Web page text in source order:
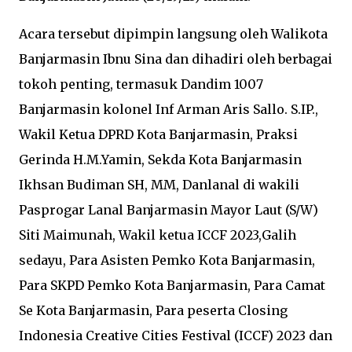
Acara tersebut dipimpin langsung oleh Walikota
Banjarmasin Ibnu Sina dan dihadiri oleh berbagai
tokoh penting, termasuk Dandim 1007
Banjarmasin kolonel Inf Arman Aris Sallo. S.IP.,
Wakil Ketua DPRD Kota Banjarmasin, Praksi
Gerinda H.M.Yamin, Sekda Kota Banjarmasin
Ikhsan Budiman SH, MM, Danlanal di wakili
Pasprogar Lanal Banjarmasin Mayor Laut (S/W)
Siti Maimunah, Wakil ketua ICCF 2023,Galih
sedayu, Para Asisten Pemko Kota Banjarmasin,
Para SKPD Pemko Kota Banjarmasin, Para Camat
Se Kota Banjarmasin, Para peserta Closing
Indonesia Creative Cities Festival (ICCF) 2023 dan